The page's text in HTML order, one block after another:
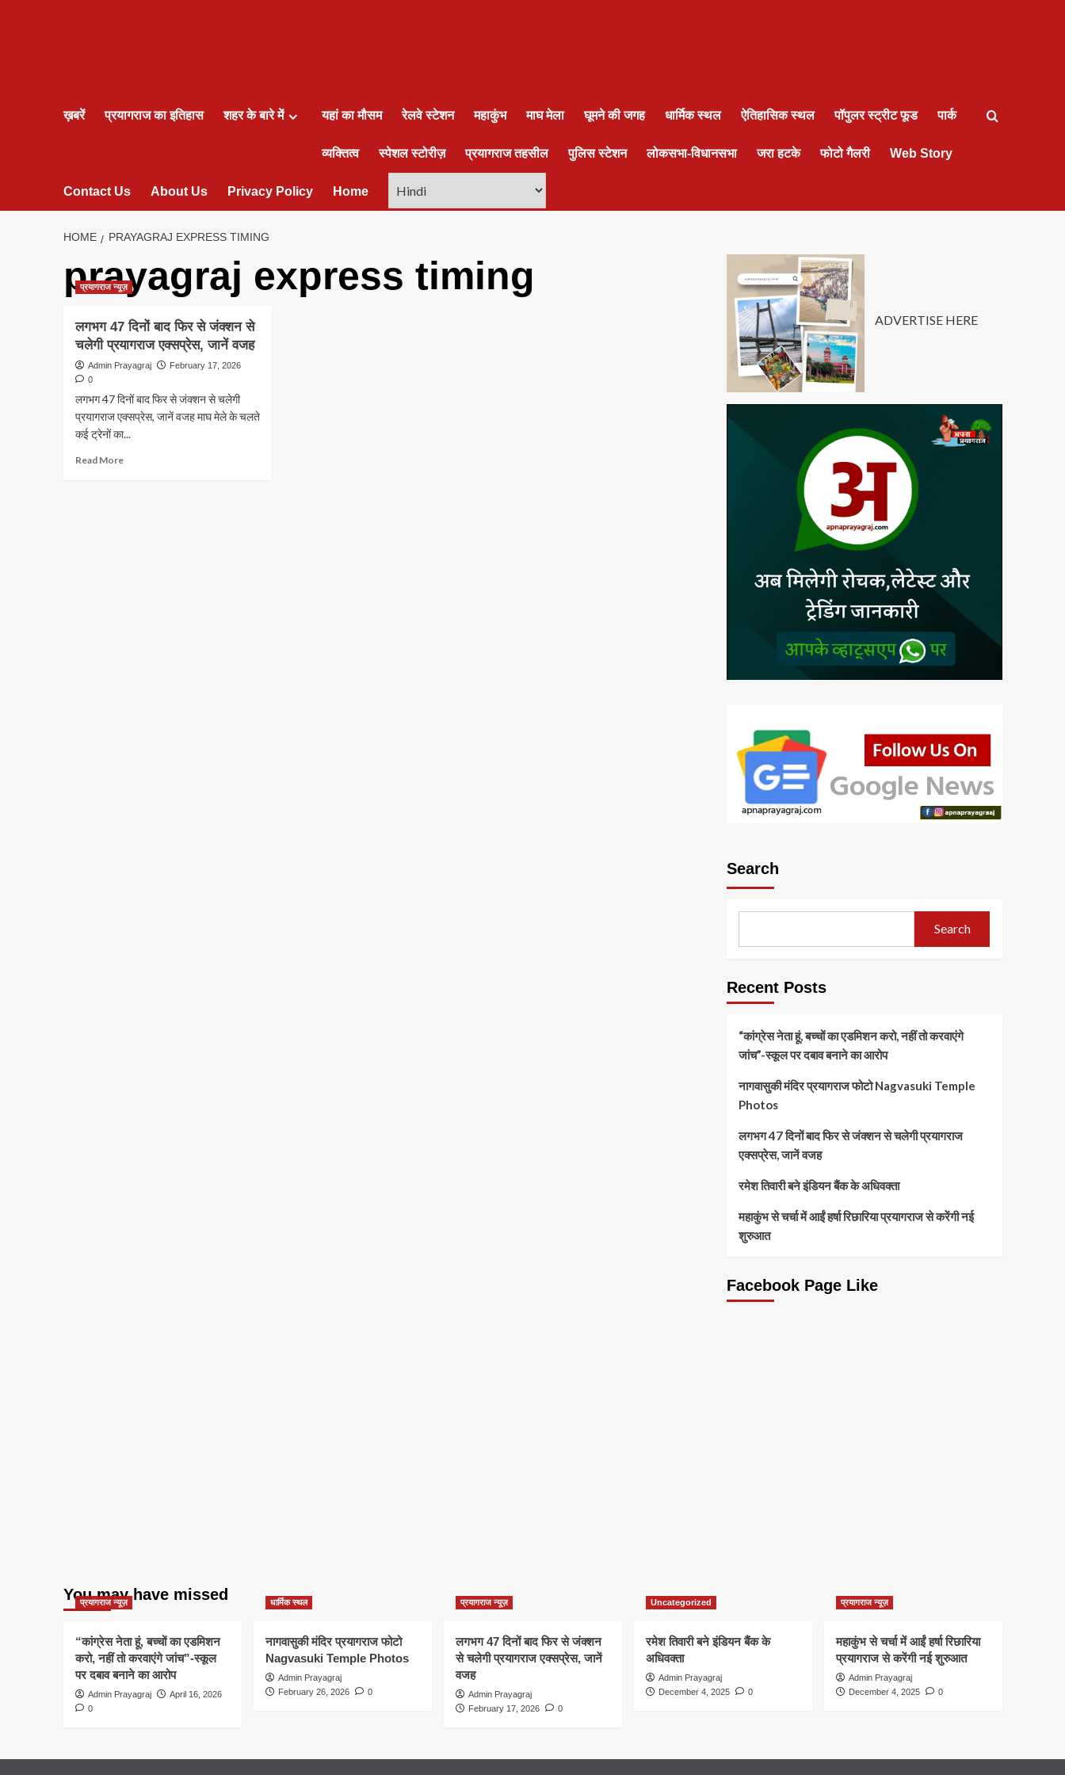
ख़बरें प्रयागराज का इतिहास शहर के बारे में यहां का मौसम रेलवे स्टेशन महाकुंभ माघ मेला घूमने की जगह धार्मिक स्थल ऐतिहासिक स्थल पॉपुलर स्ट्रीट फूड पार्क
व्यक्तित्व स्पेशल स्टोरीज़ प्रयागराज तहसील पुलिस स्टेशन लोकसभा-विधानसभा जरा हटके फोटो गैलरी Web Story
Contact Us About Us Privacy Policy Home
HOME PRAYAGRAJ EXPRESS TIMING
prayagraj express timing
प्रयागराज न्यूज़
लगभग 47 दिनों बाद फिर से जंक्शन से
चलेगी प्रयागराज एक्सप्रेस, जानें वजह
Admin Prayagraj
February 17, 2026
0
लगभग 47 दिनों बाद फिर से जंक्शन से चलेगी
प्रयागराज एक्सप्रेस, जानें वजह माघ मेले के चलते
कई ट्रेनों का...
Read MoreRead
ADVERTISE HERE
Search
Search
Recent Posts
“कांग्रेस नेता हूं, बच्चों का एडमिशन करो, नहीं तो करवाएंगे
जांच”-स्कूल पर दबाव बनाने का आरोप
नागवासुकी मंदिर प्रयागराज फोटो Nagvasuki Temple
Photos
लगभग 47 दिनों बाद फिर से जंक्शन से चलेगी प्रयागराज
एक्सप्रेस, जानें वजह
रमेश तिवारी बने इंडियन बैंक के अधिवक्ता
महाकुंभ से चर्चा में आईं हर्षा रिछारिया प्रयागराज से करेंगी नई
शुरुआत
Facebook Page Like
You may have missed
प्रयागराज न्यूज़
“कांग्रेस नेता हूं, बच्चों का एडमिशन
करो, नहीं तो करवाएंगे जांच”-स्कूल
पर दबाव बनाने का आरोप
Admin Prayagraj
April 16, 2026
0
धार्मिक स्थल
नागवासुकी मंदिर प्रयागराज फोटो
Nagvasuki Temple Photos
Admin Prayagraj
February 26, 2026
0
प्रयागराज न्यूज़
लगभग 47 दिनों बाद फिर से जंक्शन
से चलेगी प्रयागराज एक्सप्रेस, जानें
वजह
Admin Prayagraj
February 17, 2026
0
Uncategorized
रमेश तिवारी बने इंडियन बैंक के
अधिवक्ता
Admin Prayagraj
December 4, 2025
0
प्रयागराज न्यूज़
महाकुंभ से चर्चा में आईं हर्षा रिछारिया
प्रयागराज से करेंगी नई शुरुआत
Admin Prayagraj
December 4, 2025
0